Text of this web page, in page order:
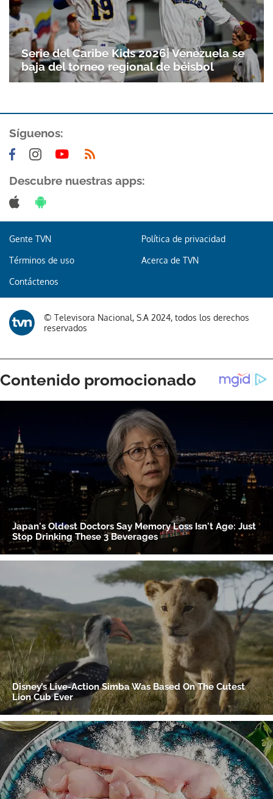
Gracias por suscribirte a nuestro boletín.
Serie del Caribe Kids 2026| Venezuela se
baja del torneo regional de béisbol
Síguenos:
Descubre nuestras apps:
Gente TVN Política de privacidad
Términos de uso Acerca de TVN
Contáctenos
© Televisora Nacional, S.A 2024, todos los derechos
reservados